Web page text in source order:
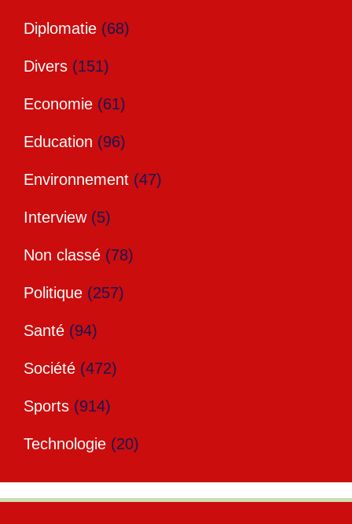
Diplomatie (68)
Divers (151)
Economie (61)
Education (96)
Environnement (47)
Interview(5)
Non classé (78)
Politique (257)
Santé (94)
Société (472)
Sports (914)
Technologie (20)